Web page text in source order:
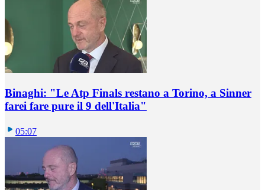
Binaghi: "Le Atp Finals restano a Torino, a Sinner
farei fare pure il 9 dell'Italia"
05:07